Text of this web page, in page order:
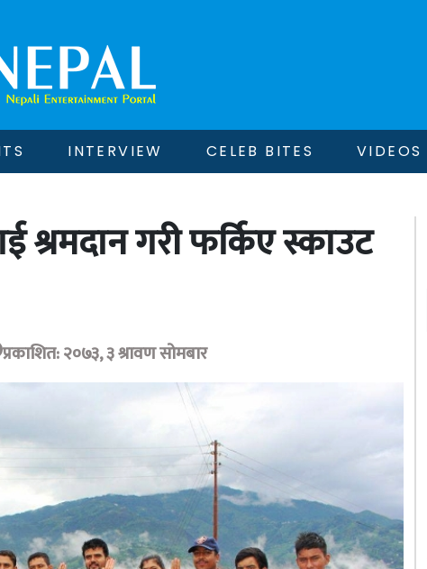
INTERVIEW CELEB BITES VIDEOS
श्रमदान गरी फर्किए स्काउट
प्रकाशित: २०७३, ३ श्रावण सोमबार